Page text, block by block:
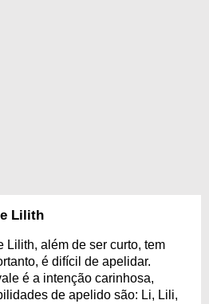
Lilith
Lilith, além de ser curto, tem
é difícil de apelidar.
é a intenção carinhosa,
de apelido são: Li, Lili,